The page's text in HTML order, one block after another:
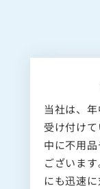
当社は、
受け付け
中に不用
ございま
にも迅速